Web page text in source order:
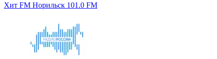
Хит FM Норильск 101.0 FM